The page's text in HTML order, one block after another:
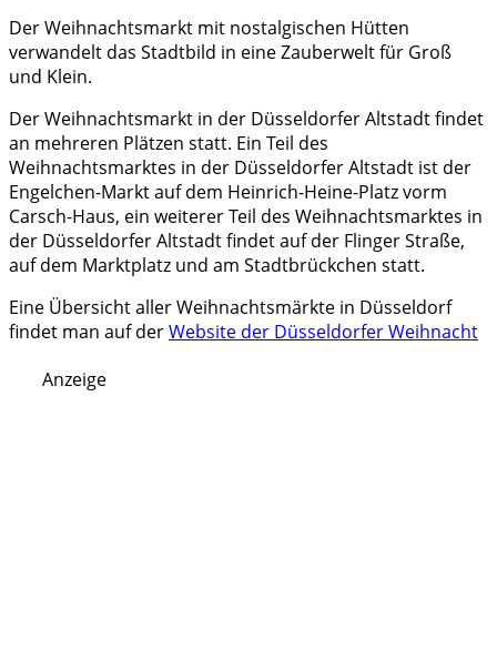
Der Weihnachtsmarkt mit nostalgischen Hütten
verwandelt das Stadtbild in eine Zauberwelt für Groß
und Klein.
Der Weihnachtsmarkt in der Düsseldorfer Altstadt findet
an mehreren Plätzen statt. Ein Teil des
Weihnachtsmarktes in der Düsseldorfer Altstadt ist der
Engelchen-Markt auf dem Heinrich-Heine-Platz vorm
Carsch-Haus, ein weiterer Teil des Weihnachtsmarktes in
der Düsseldorfer Altstadt findet auf der Flinger Straße,
auf dem Marktplatz und am Stadtbrückchen statt.
Eine Übersicht aller Weihnachtsmärkte in Düsseldorf
findet man auf derWebsite der Düsseldorfer Weihnacht
Anzeige